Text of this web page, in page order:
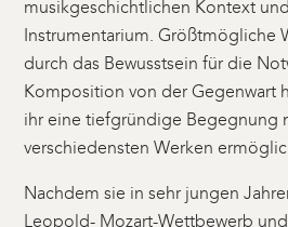
musikgeschichtlichen Kontext
Instrumentarium. Größtmögliche
durch das Bewusstsein für die
Komposition von der Gegenwart
ihr eine tiefgründige Begegnung
verschiedensten Werken
Nachdem sie in sehr jungen
Leopold- Mozart-Wettbewerb